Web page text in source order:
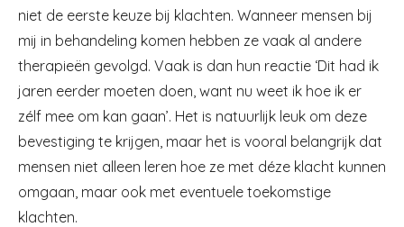
niet de eerste keuze bij klachten. Wanneer mensen bij
mij in behandeling komen hebben ze vaak al andere
therapieën gevolgd. Vaak is dan hun reactie ‘Dit had ik
jaren eerder moeten doen, want nu weet ik hoe ik er
zélf mee om kan gaan’. Het is natuurlijk leuk om deze
bevestiging te krijgen, maar het is vooral belangrijk dat
mensen niet alleen leren hoe ze met déze klacht kunnen
omgaan, maar ook met eventuele toekomstige
klachten.